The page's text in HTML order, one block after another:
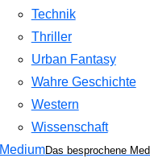
Technik
Thriller
Urban Fantasy
Wahre Geschichte
Western
Wissenschaft
MediumDas besprochene